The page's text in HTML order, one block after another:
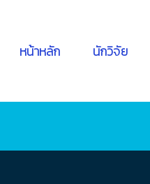
หน้าหลัก นักวิจัย